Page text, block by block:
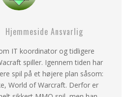
Hjemmeside Ansvarlig
IT koordinator og tidligere
spiller. Igennem tiden har
spil på et højere plan såsom:
World of Warcraft. Derfor er